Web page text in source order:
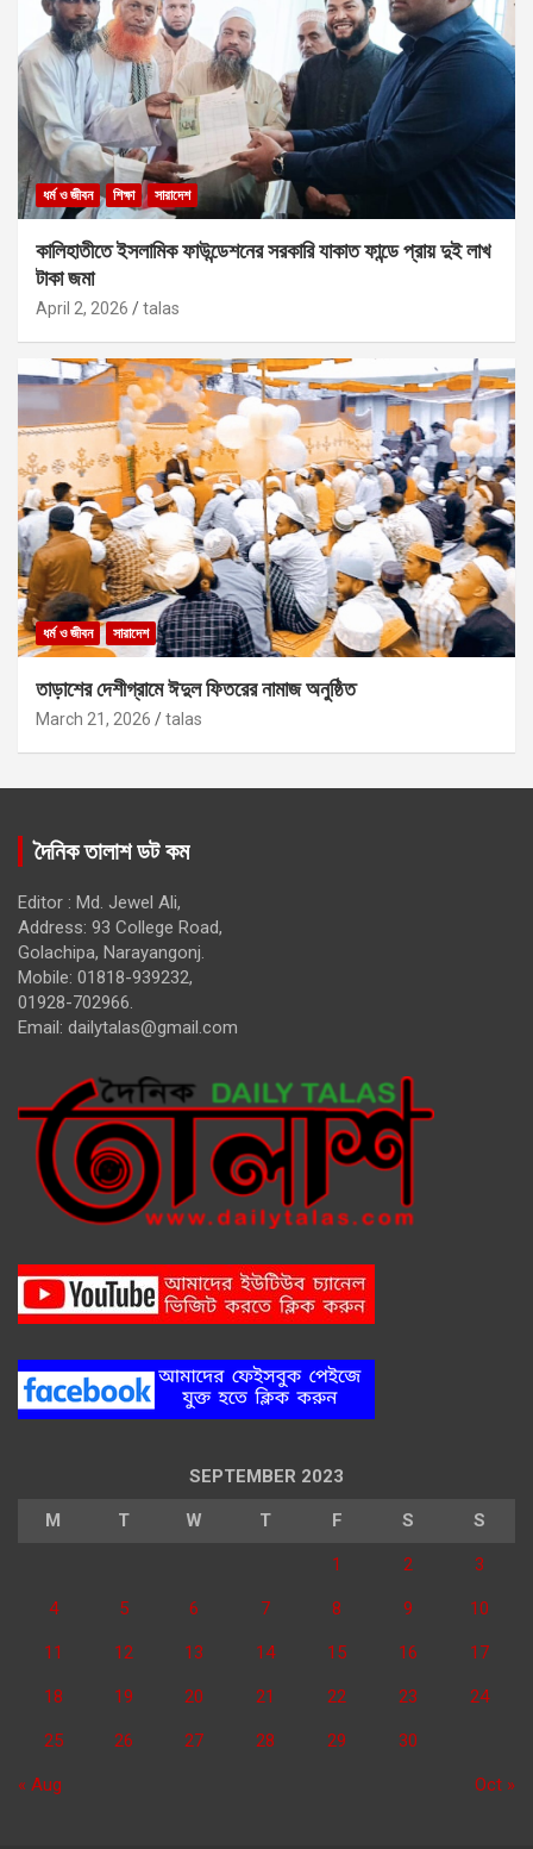
ধর্ম ও জীবন শিক্ষা সারাদেশ
কালিহাতীতে ইসলামিক ফাউন্ডেশনের সরকারি যাকাত ফান্ডে প্রায় দুই লাখ
টাকা জমা
April 2, 2026 talas
ধর্ম ও জীবন সারাদেশ
তাড়াশের দেশীগ্রামে ঈদুল ফিতরের নামাজ অনুষ্ঠিত
March 21, 2026 talas
দৈনিক তালাশ ডট কম
Editor : Md. Jewel Ali,
Address: 93 College Road,
Golachipa, Narayangonj.
Mobile: 01818-939232,
01928-702966.
Email: dailytalas@gmail.com
SEPTEMBER 2023
M T W T F S S
1 2 3
4 5 6 7 8 9 10
11 12 13 14 15 16 17
18 19 20 21 22 23 24
25 26 27 28 29 30
« Aug Oct »